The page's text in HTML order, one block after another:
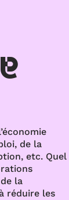
de la
etc. Quel
la
réduire les